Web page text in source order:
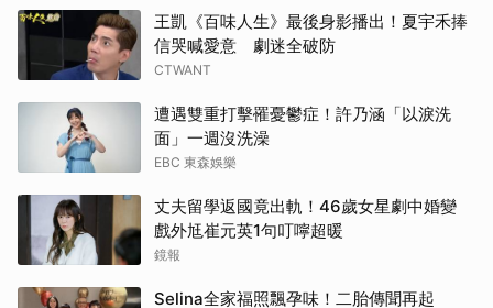
王凱《百味人生》最後身影播出！夏宇禾捧
信哭喊愛意 劇迷全破防
CTWANT
遭遇雙重打擊罹憂鬱症！許乃涵「以淚洗
面」一週沒洗澡
EBC 東森娛樂
丈夫留學返國竟出軌！46歲女星劇中婚變
戲外尪崔元英1句叮嚀超暖
鏡報
Selina全家福照飄孕味！二胎傳聞再起